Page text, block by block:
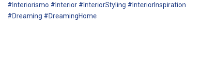
#Interiorismo #Interior #InteriorStyling #InteriorInspiration
#Dreaming #DreamingHome